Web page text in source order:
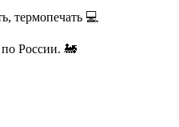
термопечать 💻
России. 🚂